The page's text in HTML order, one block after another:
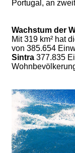
Portugal, an
Wachstum der
Mit 319 km² hat
von 385.654
Sintra 377.835